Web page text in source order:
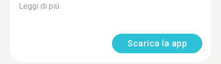
Leggi di più
Scarica la app